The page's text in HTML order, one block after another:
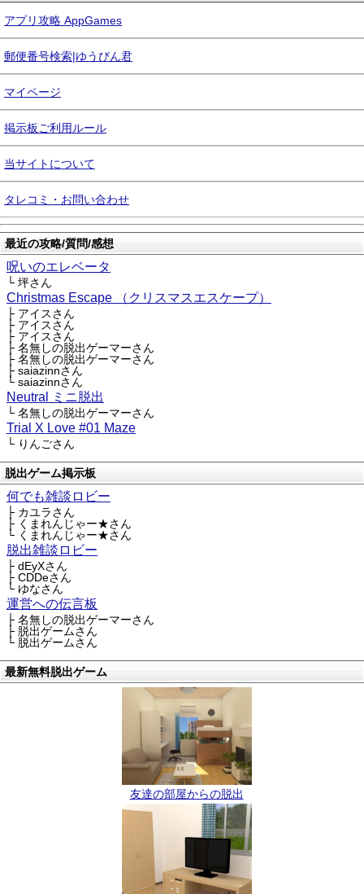
アプリ攻略 AppGames
郵便番号検索|ゆうびん君
マイページ
掲示板ご利用ルール
当サイトについて
タレコミ・お問い合わせ
最近の攻略/質問/感想
呪いのエレベータ
└ 坪さん
Christmas Escape （クリスマスエスケープ）
├ アイスさん
├ アイスさん
├ アイスさん
├ 名無しの脱出ゲーマーさん
├ 名無しの脱出ゲーマーさん
├ saiazinnさん
└ saiazinnさん
Neutral ミニ脱出
└ 名無しの脱出ゲーマーさん
Trial X Love #01 Maze
└ りんごさん
脱出ゲーム掲示板
何でも雑談ロビー
├ カユラさん
├ くまれんじゃー★さん
└ くまれんじゃー★さん
脱出雑談ロビー
├ dEyXさん
├ CDDeさん
└ ゆなさん
運営への伝言板
├ 名無しの脱出ゲーマーさん
├ 脱出ゲームさん
└ 脱出ゲームさん
最新無料脱出ゲーム
友達の部屋からの脱出